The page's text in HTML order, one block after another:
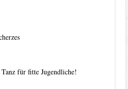
für fitte Jugendliche!